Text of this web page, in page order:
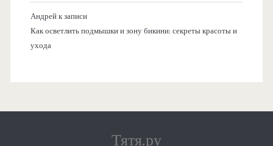
Андрейк записи
Как осветлить подмышки и зону бикини: секреты красоты и
ухода
Тятя.ру